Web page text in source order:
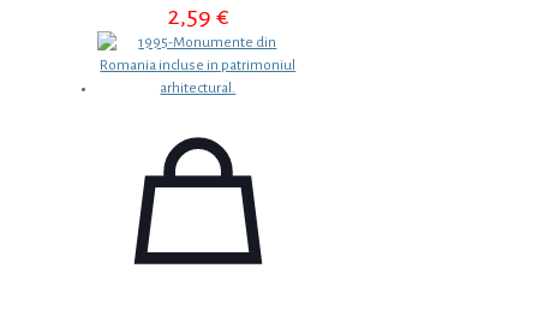
2,59 €